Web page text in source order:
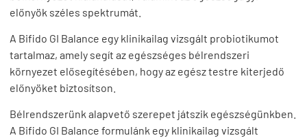
előnyök széles spektrumát.
A Bifido GI Balance egy klinikailag vizsgált probiotikumot
tartalmaz, amely segít az egészséges bélrendszeri
környezet elősegítésében, hogy az egész testre kiterjedő
előnyöket biztosítson.
Bélrendszerünk alapvető szerepet játszik egészségünkben.
A Bifido GI Balance formulánk egy klinikailag vizsgált